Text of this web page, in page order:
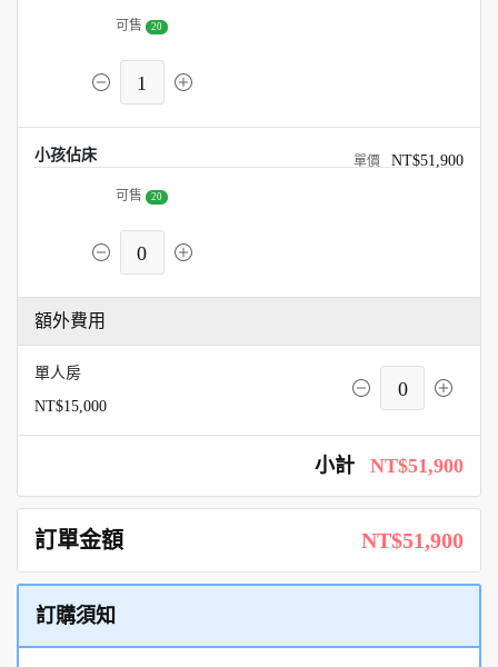
可售 20
1
小孩佔床 NT$51,900
可售 20
0
額外費用
單人房
NT$15,000
0
小計 NT$51,900
訂單金額 NT$51,900
訂購須知